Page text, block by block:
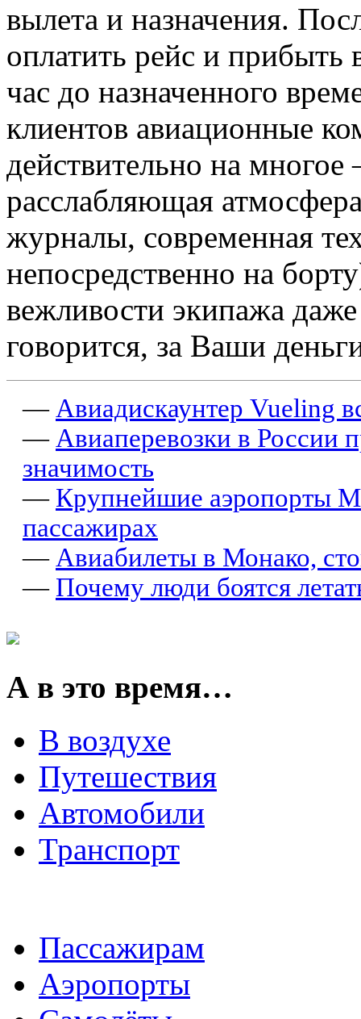
вылета и назначения.
оплатить рейс и прибыть
час до назначенного
клиентов авиационные
действительно на
расслабляющая
журналы, современная
непосредственно на
вежливости экипажа
говорится, за Ваши
— Авиадискаунтер Vueling
— Авиаперевозки в России
значимость
— Крупнейшие аэропорты
пассажирах
— Авиабилеты в Монако,
— Почему люди боятся
А в это время…
В воздухе
Путешествия
Автомобили
Транспорт
Пассажирам
Аэропорты